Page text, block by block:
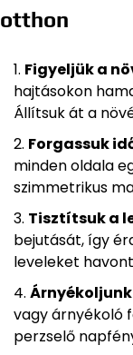
otthon
Figyeljük a
hajtásokon
Állítsuk át a
Forgassuk
minden oldala
szimmetrikus
Tisztítsuk a
bejutását, így
leveleket
vagy árnyékoló
perzselő